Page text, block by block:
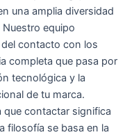
una amplia diversidad
equipo
contacto con los
completa que pasa por
tecnológica y la
de tu marca.
que contactar significa
filosofía se basa en la